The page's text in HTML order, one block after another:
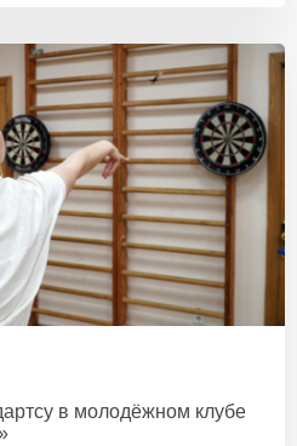
в молодёжном клубе